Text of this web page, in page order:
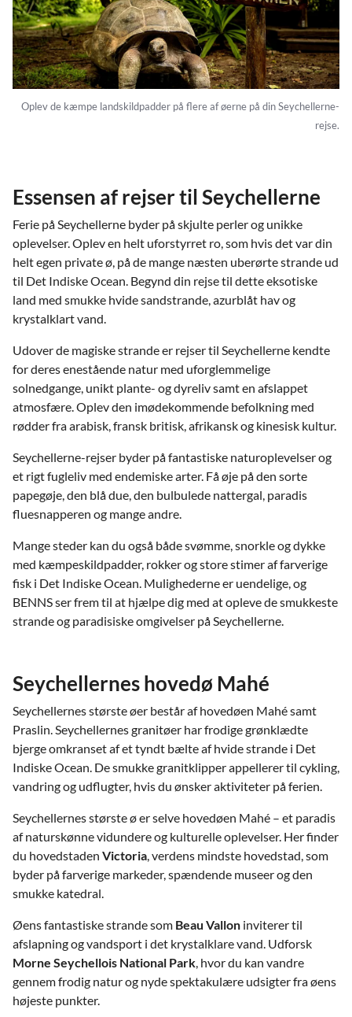
Oplev de kæmpe landskildpadder på flere af øerne på din Seychellerne-
rejse.
Essensen af rejser til Seychellerne
Ferie på Seychellerne byder på skjulte perler og unikke
oplevelser. Oplev en helt uforstyrret ro, som hvis det var din
helt egen private ø, på de mange næsten uberørte strande ud
til Det Indiske Ocean. Begynd din rejse til dette eksotiske
land med smukke hvide sandstrande, azurblåt hav og
krystalklart vand.
Udover de magiske strande er rejser til Seychellerne kendte
for deres enestående natur med uforglemmelige
solnedgange, unikt plante- og dyreliv samt en afslappet
atmosfære. Oplev den imødekommende befolkning med
rødder fra arabisk, fransk britisk, afrikansk og kinesisk kultur.
Seychellerne-rejser byder på fantastiske naturoplevelser og
et rigt fugleliv med endemiske arter. Få øje på den sorte
papegøje, den blå due, den bulbulede nattergal, paradis
fluesnapperen og mange andre.
Mange steder kan du også både svømme, snorkle og dykke
med kæmpeskildpadder, rokker og store stimer af farverige
fisk i Det Indiske Ocean. Mulighederne er uendelige, og
BENNS ser frem til at hjælpe dig med at opleve de smukkeste
strande og paradisiske omgivelser på Seychellerne.
Seychellernes hovedø Mahé
Seychellernes største øer består af hovedøen Mahé samt
Praslin. Seychellernes granitøer har frodige grønklædte
bjerge omkranset af et tyndt bælte af hvide strande i Det
Indiske Ocean. De smukke granitklipper appellerer til cykling,
vandring og udflugter, hvis du ønsker aktiviteter på ferien.
Seychellernes største ø er selve hovedøen Mahé – et paradis
af naturskønne vidundere og kulturelle oplevelser. Her finder
du hovedstaden Victoria, verdens mindste hovedstad, som
byder på farverige markeder, spændende museer og den
smukke katedral.
Øens fantastiske strande som Beau Vallon inviterer til
afslapning og vandsport i det krystalklare vand. Udforsk
Morne Seychellois National Park, hvor du kan vandre
gennem frodig natur og nyde spektakulære udsigter fra øens
højeste punkter.